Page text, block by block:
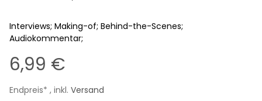
Interviews; Making-of; Behind-the-Scenes;
Audiokommentar;
6,99 €
Endpreis* , inkl. Versand